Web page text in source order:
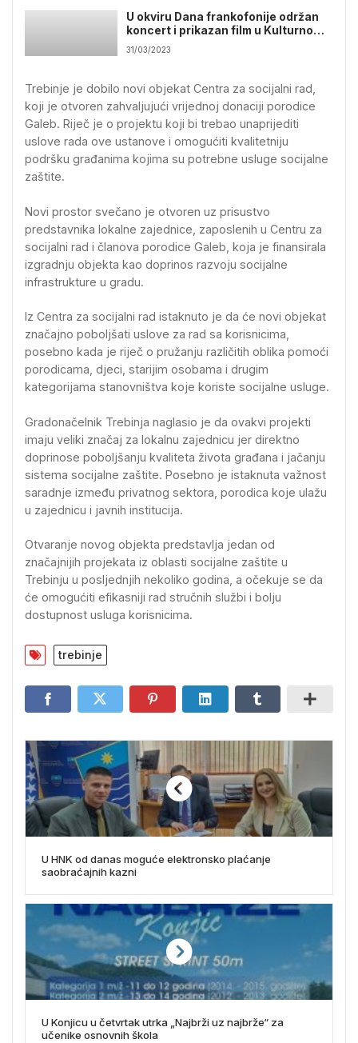
U okviru Dana frankofonije održan
koncert i prikazan film u Kulturnom
centru
31/03/2023
Trebinje je dobilo novi objekat Centra za socijalni rad,
koji je otvoren zahvaljujući vrijednoj donaciji porodice
Galeb. Riječ je o projektu koji bi trebao unaprijediti
uslove rada ove ustanove i omogućiti kvalitetniju
podršku građanima kojima su potrebne usluge socijalne
zaštite.
Novi prostor svečano je otvoren uz prisustvo
predstavnika lokalne zajednice, zaposlenih u Centru za
socijalni rad i članova porodice Galeb, koja je finansirala
izgradnju objekta kao doprinos razvoju socijalne
infrastrukture u gradu.
Iz Centra za socijalni rad istaknuto je da će novi objekat
značajno poboljšati uslove za rad sa korisnicima,
posebno kada je riječ o pružanju različitih oblika pomoći
porodicama, djeci, starijim osobama i drugim
kategorijama stanovništva koje koriste socijalne usluge.
Gradonačelnik Trebinja naglasio je da ovakvi projekti
imaju veliki značaj za lokalnu zajednicu jer direktno
doprinose poboljšanju kvaliteta života građana i jačanju
sistema socijalne zaštite. Posebno je istaknuta važnost
saradnje između privatnog sektora, porodica koje ulažu
u zajednicu i javnih institucija.
Otvaranje novog objekta predstavlja jedan od
značajnijih projekata iz oblasti socijalne zaštite u
Trebinju u posljednjih nekoliko godina, a očekuje se da
će omogućiti efikasniji rad stručnih službi i bolju
dostupnost usluga korisnicima.
trebinje
U HNK od danas moguće elektronsko plaćanje
saobraćajnih kazni
U Konjicu u četvrtak utrka „Najbrži uz najbrže“ za
učenike osnovnih škola